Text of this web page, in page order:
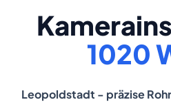
1020
Leopoldstadt - präzise